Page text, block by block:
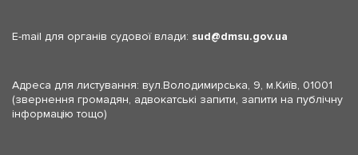
E-mail для органів судової влади: sud dmsu.gov.ua
Адреса для листування: вул.Володимирська, 9, м.Київ, 01001
(звернення громадян, адвокатські запити, запити на публічну
інформацію тощо)